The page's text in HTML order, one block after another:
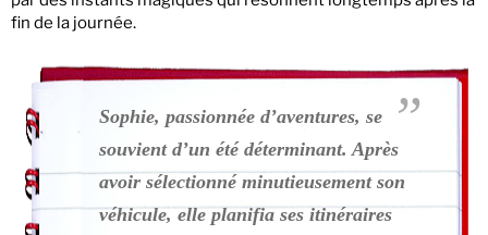
fin de la journée.
Sophie, passionnée d’aventures, se
souvient d’un été déterminant. Après
avoir sélectionné minutieusement son
véhicule, elle planifia ses itinéraires